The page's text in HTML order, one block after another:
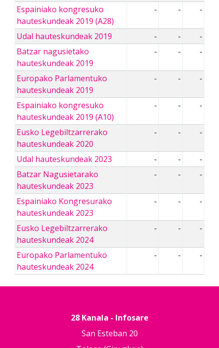
Espainiako kongresuko
hauteskundeak 2019 (A28)
- - -
Udal hauteskundeak 2019 - -
-
Batzar nagusietako
hauteskundeak 2019
- - -
Europako Parlamentuko
hauteskundeak 2019
- - -
Espainiako kongresuko
hauteskundeak 2019 (A10)
- - -
Eusko Legebiltzarrerako
hauteskundeak 2020
- - -
Udal hauteskundeak 2023 - -
-
Batzar Nagusietarako
hauteskundeak 2023
- - -
Espainiako Kongresurako
hauteskundeak 2023
- - -
Eusko Legebiltzarrerako
hauteskundeak 2024
- - -
Europako Parlamentuko
hauteskundeak 2024
- - -
28 Kanala - Infosare
San Esteban 20